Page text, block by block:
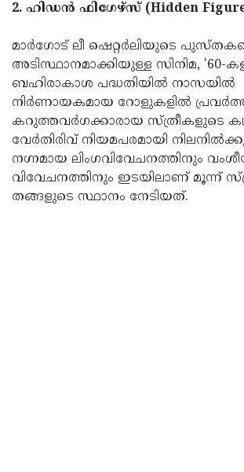
2. ഹിഡൻ ഫിഗേഴ്സ് (Hidden
മാർഗോട് ലീ ഷെറ്റർലിയുടെ
അടിസ്ഥാനമാക്കിയുള്ള സിനിമ, '60-
ബഹിരാകാശ പദ്ധതിയിൽ നാസയിൽ
നിർണായകമായ റോളുകളിൽ
കറുത്തവർഗക്കാരായ സ്ത്രീകളുടെ
വേർതിരിവ് നിയമപരമായി
നഗ്നമായ ലിംഗവിവേചനത്തിനും
വിവേചനത്തിനും ഇടയിലാണ് മൂന്ന്
തങ്ങളുടെ സ്ഥാനം നേടിയത്.